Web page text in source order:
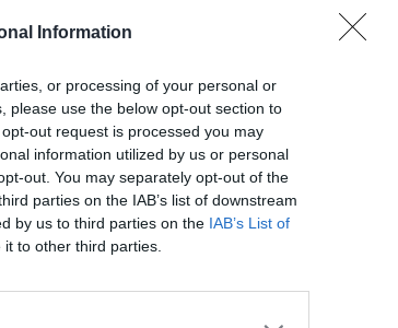
Information
or processing of your personal or
please use the below opt-out section to
out request is processed you may
information utilized by us or personal
out. You may separately opt-out of the
parties on the IAB’s list of downstream
by us to third parties on the IAB’s List of
to other third parties.
tradicionalna je tehnika
vrijednost.
izvrsnim konzervansom.